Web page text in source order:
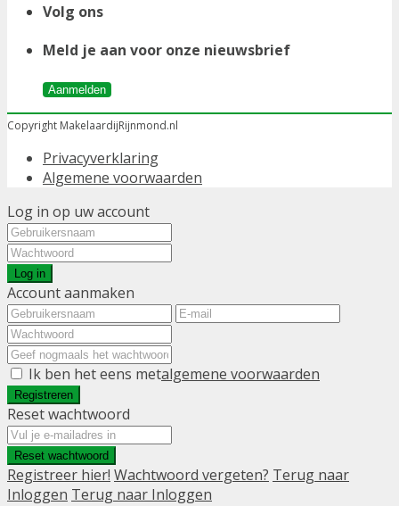
Volg ons
Meld je aan voor onze nieuwsbrief
Aanmelden
Copyright MakelaardijRijnmond.nl
Privacyverklaring
Algemene voorwaarden
Log in op uw account
Log in
Account aanmaken
Ik ben het eens metalgemene voorwaarden
Registreren
Reset wachtwoord
Reset wachtwoord
Registreer hier! Wachtwoord vergeten? Terug naar
Inloggen Terug naar Inloggen